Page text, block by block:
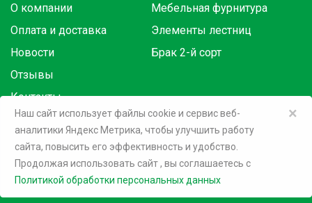
О компании
Оплата и доставка
Новости
Отзывы
Контакты
Мебельная фурнитура
Элементы лестниц
Брак 2-й сорт
Товары в розницу на маркетплейсах:
©2026 Терри Голд
×
Наш сайт использует файлы cookie и сервис веб-
аналитики Яндекс Метрика, чтобы улучшить работу
сайта, повысить его эффективность и удобство.
Продолжая использовать сайт, вы соглашаетесь c
Политикой обработки персональных данных